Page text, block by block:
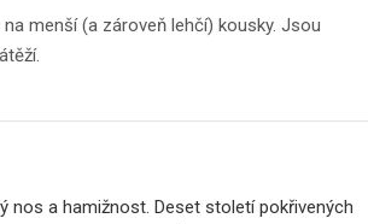
menší (a zároveň lehčí) kousky. Jsou
nos a hamižnost. Deset století pokřivených